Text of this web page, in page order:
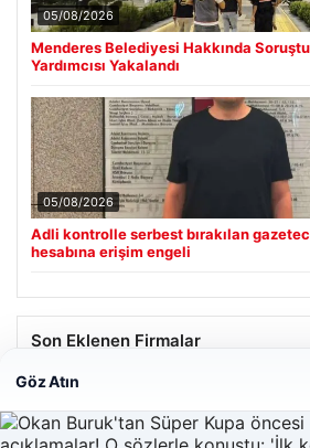
05/08/2026
Menderes Belediyesi Hakkında
Yardımcısı Yakalandı
05/08/2026
Adli kontrolle serbest bırakılan gazeteci
hesabına erişim engeli
Son Eklenen Firmalar
Hastaş Beton
26/05/2026
Göz Atın